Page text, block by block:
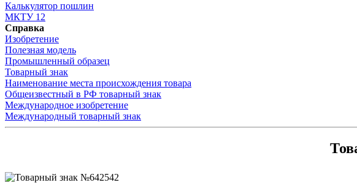
Калькулятор пошлин
МКТУ 12
Справка
Изобретение
Полезная модель
Промышленный образец
Товарный знак
Наименование места происхождения товара
Общеизвестный в РФ товарный знак
Международное изобретение
Международный товарный знак